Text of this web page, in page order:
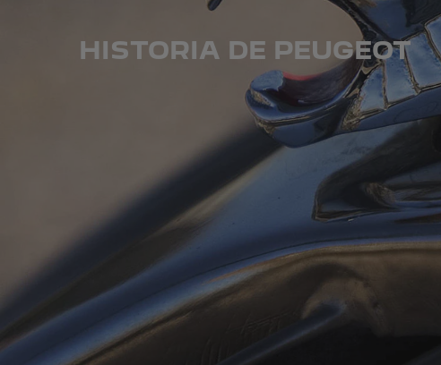
HISTORIA DE PEUGEOT